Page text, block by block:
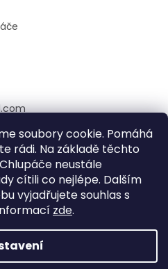
soubory cookie. Pomáhá
rádi. Na základě těchto
neustále
cítili co nejlépe. Dalším
vyjadřujete souhlas s
zde.
Shoptet
. Všechna práva vyhrazena.